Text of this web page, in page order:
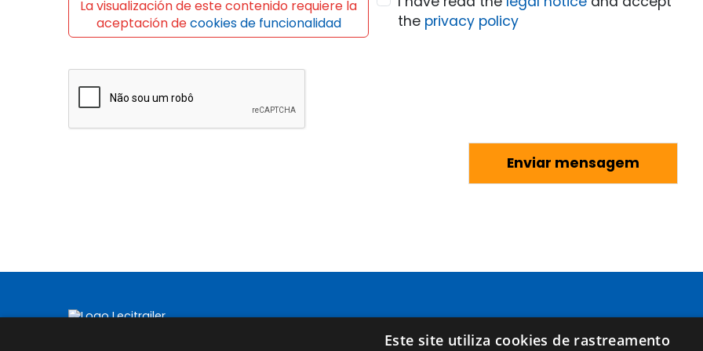
La visualización de este contenido requiere la
aceptación decookies de funcionalidad
the privacy policy
Páginas Términos legales
Este site utiliza cookies de rastreamento